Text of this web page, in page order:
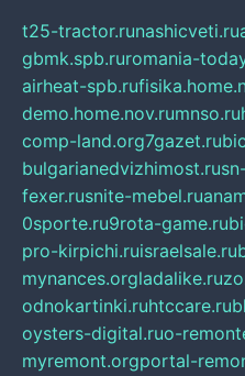
t25-tractor.runashicveti.ru
gbmk.spb.ruromania-
airheat-spb.ru
demo.home.nov.rumnso.ru
comp-land.org7gazet.ru
bulgarianedvizhimost.ru
fexer.rusnite-mebel.ru
0sporte.ru9rota-game.ru
pro-kirpichi.ruisraelsale.ru
mynances.orgladalike.ru
odnokartinki.ruhtccare.ru
oysters-digital.ruo-
myremont.orgportal-